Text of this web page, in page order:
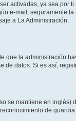
activadas, ya sea por
e-mail, seguramente
a La Administración.
la administración
datos. Si es así,
se mantiene en
de